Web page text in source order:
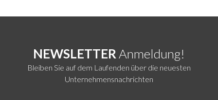
NEWSLETTERAnmeldung!
Bleiben Sie auf dem Laufenden über die neuesten
Unternehmensnachrichten